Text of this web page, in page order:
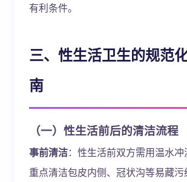
有利条件。
三、性生活卫生的规范
南
（一）性生活前后的清洁流程
事前清洁：性生活前双方需用温水冲
重点清洁包皮内侧、冠状沟等易藏